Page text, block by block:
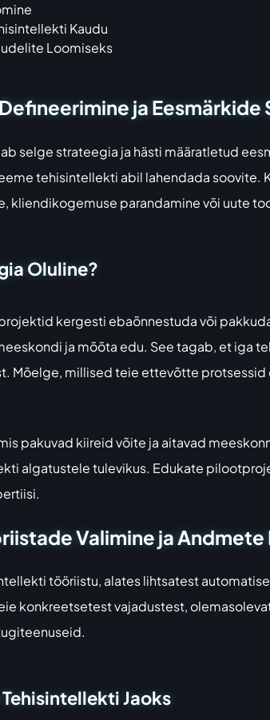
Kaudu
Loomiseks
ja Eesmärkide
selge strateegia ja hästi määratletud
tehisintellekti abil lahendada soovite.
kliendikogemuse parandamine või uute
Oluline?
kergesti ebaõnnestuda või
ja mõõta edu. See tagab, et iga
Mõelge, millised teie ettevõtte
pakuvad kiireid võite ja aitavad
algatustele tulevikus. Edukate
Valimine ja
tööriistu, alates lihtsatest
konkreetsetest vajadustest,
Jaoks